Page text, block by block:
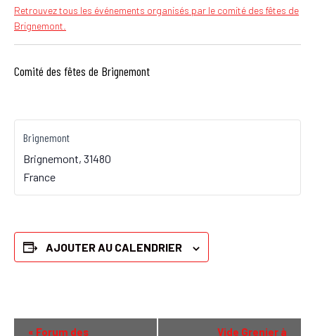
Retrouvez tous les événements organisés par le comité des fêtes de
Brignemont.
Comité des fêtes de Brignemont
Brignemont
Brignemont, 31480
France
AJOUTER AU CALENDRIER
« Forum des Vide Grenier à